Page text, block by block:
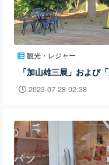
観光・レジャー
「加山雄三展」および
2023-07-28 02:38